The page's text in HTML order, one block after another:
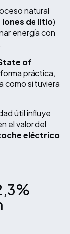
natural
iones de litio)
energía con
of
práctica,
como si tuviera
útil influye
el valor del
eléctrico